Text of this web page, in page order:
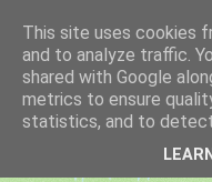
El sueño de
PÁGINA LITERARIA DE
This site uses cookies
and to analyze traffic.
shared with Google
metrics to ensure
statistics, and to detect